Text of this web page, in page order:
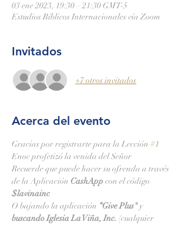
03 ene 2023, 19:30 – 21:30 GMT-5
Estudios Bíblicos Internacionales vía Zoom
Invitados
+7 otros invitados
Acerca del evento
Gracias por registrarte para la Lección #1
Enoc profetizó la venida del Señor
Recuerde que puede hacer su ofrenda a través
de la Aplicación CashApp con el código
$lavinainc
O bajando la aplicación “Give Plus" y
buscando Iglesia La Viña, Inc. (cualquier